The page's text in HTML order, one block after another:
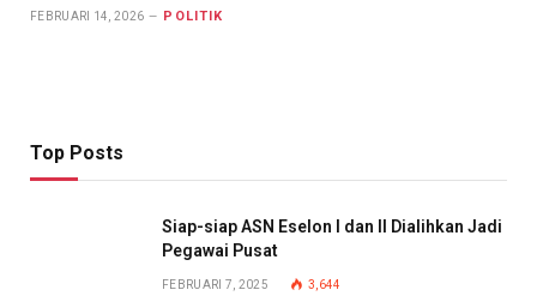
FEBRUARI 14, 2026 POLITIK
Top Posts
Siap-siap ASN Eselon I dan II Dialihkan Jadi
Pegawai Pusat
FEBRUARI 7, 2025 3,644